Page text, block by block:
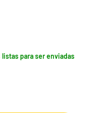
para ser enviadas